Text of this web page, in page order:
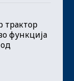
трактор
функција